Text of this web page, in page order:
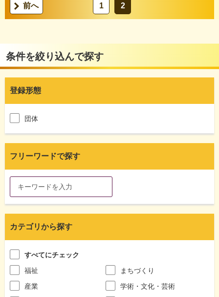
前へ 1 2
条件を絞り込んで探す
登録形態
団体
フリーワードで探す
カテゴリから探す
すべてにチェック
福祉
まちづくり
産業
学術・文化・芸術